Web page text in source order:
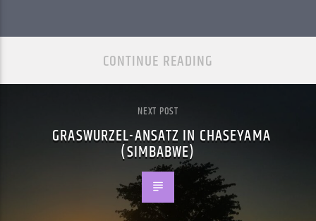
CONTINUE READING
NEXT POST
GRASWURZEL-ANSATZ IN CHASEYAMA
(SIMBABWE)